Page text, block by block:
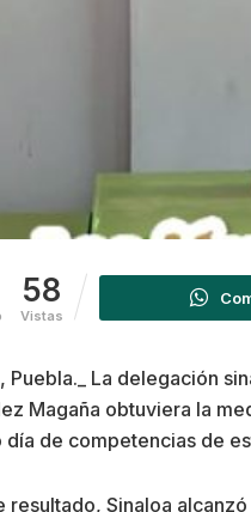
58
Vistas
Puebla._ La delegación
Magaña obtuviera la
día de competencias de
resultado, Sinaloa